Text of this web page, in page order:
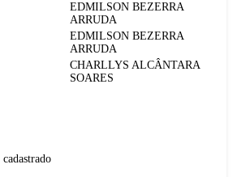
EDMILSON BEZERRA
ARRUDA
EDMILSON BEZERRA
ARRUDA
CHARLLYS ALCÂNTARA
SOARES